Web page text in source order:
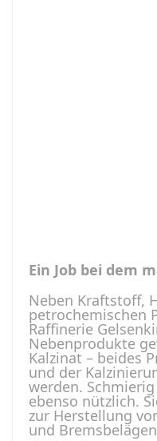
Ein Job bei dem
Neben Kraftstoff,
petrochemischen
Raffinerie
Nebenprodukte
Kalzinat – beides
und der
werden.
ebenso nützlich.
zur Herstellung
und